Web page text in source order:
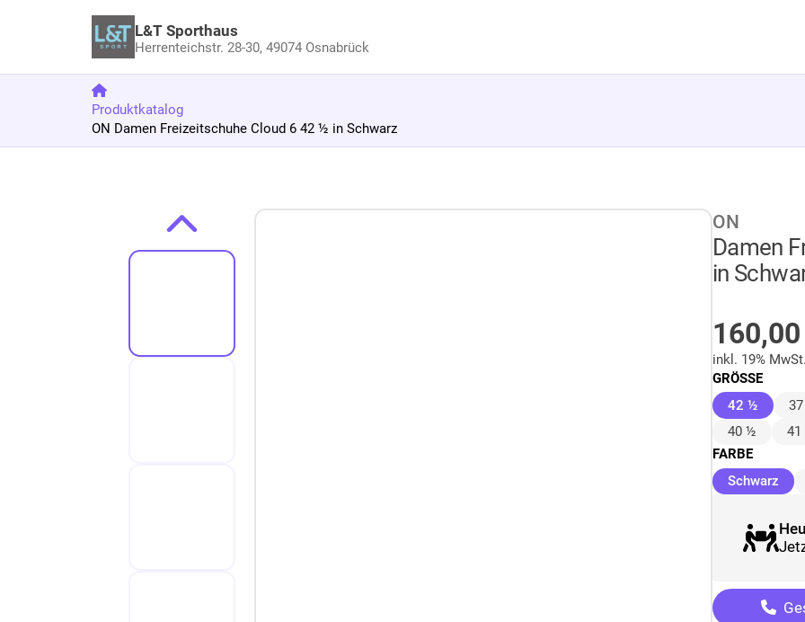
L&T Sporthaus
Herrenteichstr. 28-30,49074 Osnabrück
Produktkatalog
ON Damen Freizeitschuhe Cloud 6 42 ½ in Schwarz
Zur Produktbeschreibung springen ON
Damen
in
inkl. 19%
GRÖSSE
42 ½
37
40 ½
41
FARBE
Schwarz